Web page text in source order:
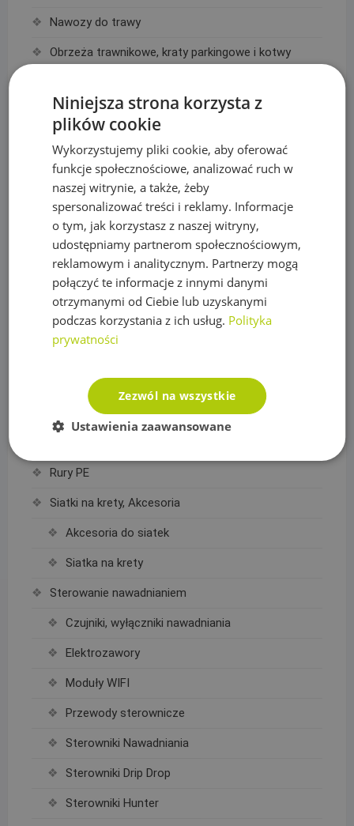
Nawozy do trawy
Obrzeża trawnikowe, kraty parkingowe i kotwy
Oświetlenie
Plandeki ochronne
Plandeka wzmacniana GRAY 200g/m2
Plandeka wzmacniana GREEN 90g/m2
Plandeka wzmacniana ULTRA WEIGHT 260g/m2
Plandeka zbrojona LENO CRYSTAL 100g/m2
Podpory roślin
Pompy
Pompy Omnigena
Sterowniki i akcesoria do pomp
Rury PE
Siatki na krety, Akcesoria
Akcesoria do siatek
Siatka na krety
Sterowanie nawadnianiem
Czujniki, wyłączniki nawadniania
Elektrozawory
Moduły WIFI
Przewody sterownicze
Sterowniki Nawadniania
Sterowniki Drip Drop
Sterowniki Hunter
Niniejsza strona korzysta z
plików cookie
Wykorzystujemy pliki cookie, aby oferować
funkcje społecznościowe, analizować ruch w
naszej witrynie, a także, żeby
spersonalizować treści i reklamy. Informacje
o tym, jak korzystasz z naszej witryny,
udostępniamy partnerom społecznościowym,
reklamowym i analitycznym. Partnerzy mogą
połączyć te informacje z innymi danymi
otrzymanymi od Ciebie lub uzyskanymi
podczas korzystania z ich usług. Polityka
prywatności
Zezwól na wszystkie
Ustawienia zaawansowane